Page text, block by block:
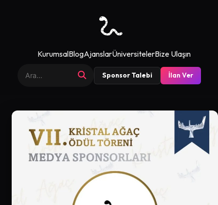
KurumsalBlogAjanslarÜniversitelerBize Ulaşın
Sponsor Talebi İlan Ver